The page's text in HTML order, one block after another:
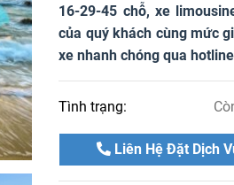
16-29-45 chỗ, xe
của quý khách cùng mức
xe nhanh chóng qua
Tình trạng:
Liên Hệ Đặt Dịch